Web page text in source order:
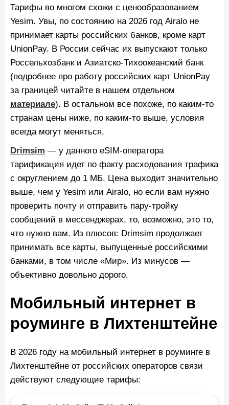
Тарифы во многом схожи с ценообразованием
Yesim. Увы, по состоянию на 2026 год Airalo не
принимает карты российских банков, кроме карт
UnionPay. В России сейчас их выпускают только
Россельхозбанк и Азиатско-Тихоокеанский банк
(подробнее про работу российских карт UnionPay
за границей читайте в нашем отдельном
материале). В остальном все похоже, по каким-то
странам цены ниже, по каким-то выше, условия
всегда могут меняться.
Drimsim — у данного eSIM-оператора
тарификация идет по факту расходования трафика
с округлением до 1 МБ. Цена выходит значительно
выше, чем у Yesim или Airalo, но если вам нужно
проверить почту и отправить пару-тройку
сообщений в мессенджерах, то, возможно, это то,
что нужно вам. Из плюсов: Drimsim продолжает
принимать все карты, выпущенные российскими
банками, в том числе «Мир». Из минусов —
объективно довольно дорого.
Мобильный интернет в
роуминге в Лихтенштейне
В 2026 году на мобильный интернет в роуминге в
Лихтенштейне от российских операторов связи
действуют следующие тарифы: